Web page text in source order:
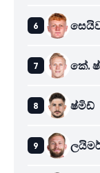
කේ.
ෂ්මිඩ්